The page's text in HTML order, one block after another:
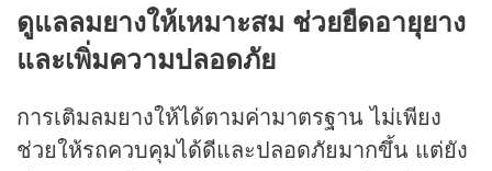
ดูแลลมยางให้เหมาะสม ช่วยยืดอายุยาง
และเพิ่มความปลอดภัย
การเติมลมยางให้ได้ตามค่ามาตรฐาน ไม่เพียง
ช่วยให้รถควบคุมได้ดีและปลอดภัยมากขึ้น แต่ยัง